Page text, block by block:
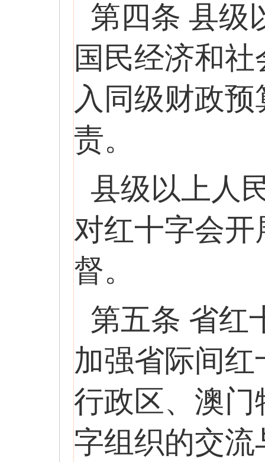
第四条 县级
国民经济和
入同级财政
责。
县级以上人
对红十字会
督。
第五条 省红
加强省际间
行政区、澳
字组织的交